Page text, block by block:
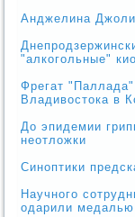
Анджелина
"алкогольные"
Фрегат
Владивостока в
До эпидемии
неотложки
Синоптики
Научного
одарили